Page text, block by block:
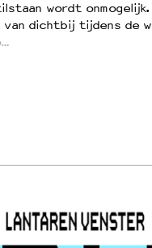
wordt
dichtbij tijdens de